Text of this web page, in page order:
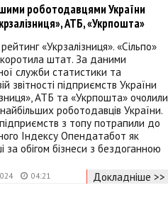
04:21
роботодавцями України
АТБ, «Укрпошта»
«Укрзалізниця». «Сільпо»
штат. За даними
служби статистики та
звітності підприємств України
АТБ та «Укрпошта» очолили
роботодавців України.
з топу потрапили до
Індексу Опендатабот як
за обігом бізнеси з бездоганною
Докладніше >>